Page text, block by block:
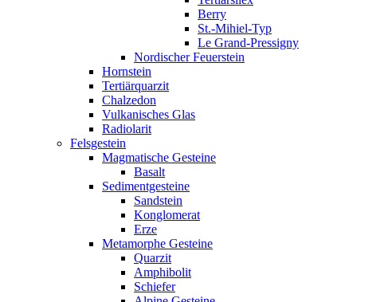
Berry
St.-Mihiel-Typ
Le Grand-Pressigny
Nordischer Feuerstein
Hornstein
Tertiärquarzit
Chalzedon
Vulkanisches Glas
Radiolarit
Felsgestein
Magmatische Gesteine
Basalt
Sedimentgesteine
Sandstein
Konglomerat
Erze
Metamorphe Gesteine
Quarzit
Amphibolit
Schiefer